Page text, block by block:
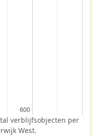
600
600
verblijfsobjecten per
West.